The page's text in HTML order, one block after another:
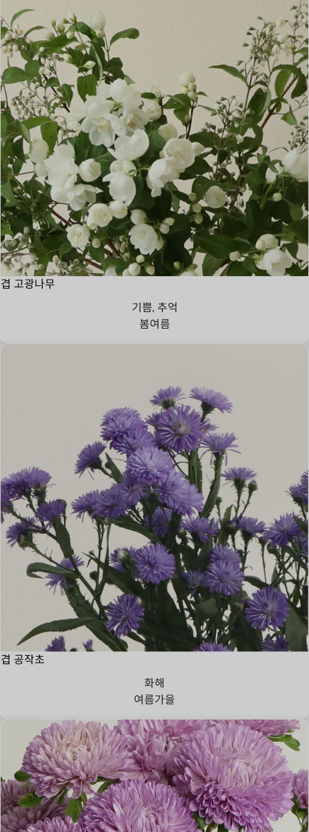
겹 고광나무
기쁨, 추억
봄여름
겹 공작초
화해
여름가을